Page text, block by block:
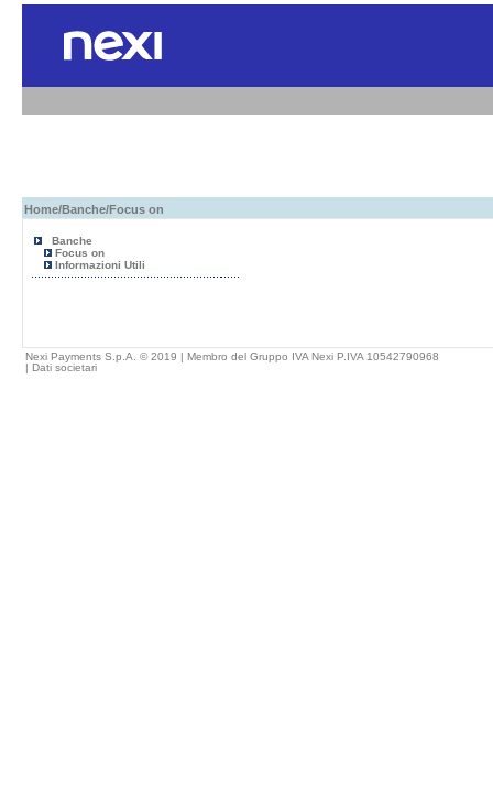
Home/Banche/Focus on
Banche
Focus on
Informazioni Utili
Nexi Payments S.p.A. © 2019 | Membro del Gruppo IVA Nexi P.IVA 10542790968
| Dati societari